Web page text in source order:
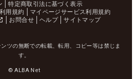
特定商取引法に基づく表示
用規約
マイページサービス利用規約
お問合せ ヘルプ サイトマップ
ツの無断での転載、転用、コピー等は禁じま
す。
© ALBA Net